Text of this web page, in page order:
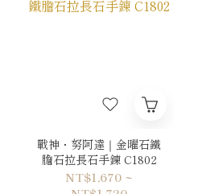
戰神・努阿達｜金曜石鐵
膽石拉長石手鍊 C1802
NT$1,670 ~